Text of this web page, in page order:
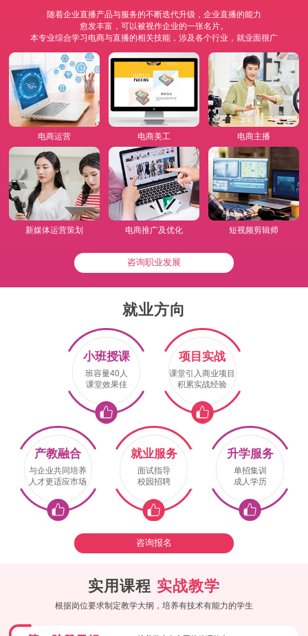
随着企业直播产品与服务的不断迭代升级，企业直播的能力
愈发丰富，可以被视作企业的一张名片。
本专业综合学习电商与直播的相关技能，涉及各个行业，就业面很广
电商运营 电商美工 电商主播
新媒体运营策划 电商推广及优化 短视频剪辑师
咨询职业发展
就业方向
小班授课
班容量40人
课堂效果佳
项目实战
课堂引入商业项目
积累实战经验
产教融合
与企业共同培养
人才更适应市场
就业服务
面试指导
校园招聘
升学服务
单招集训
成人学历
咨询报名
实用课程 实战教学
根据岗位要求制定教学大纲，培养有技术有能力的学生